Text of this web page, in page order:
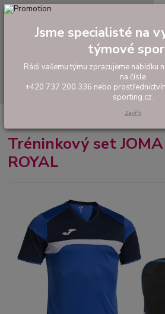
tel: +420 737 200 336
Tréninkový set JOMA
Tréninkový set
ROYAL
Jsme specialisté na
týmové
Rádi vašemu týmu zpracujeme nabídku
na čísle
+420 737 200 336 nebo
sporting.cz.
Zavřít